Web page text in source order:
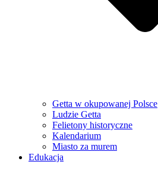
Getta w okupowanej Polsce
Ludzie Getta
Felietony historyczne
Kalendarium
Miasto za murem
Edukacja